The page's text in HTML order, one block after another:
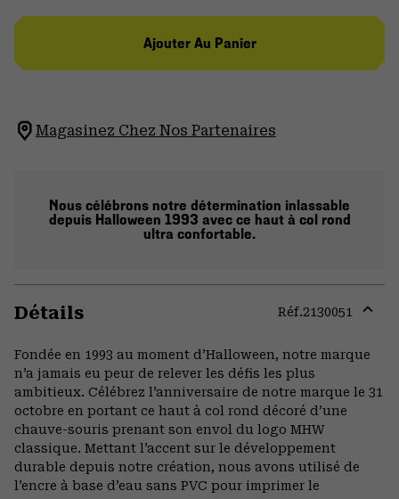
Ajouter Au Panier
Magasinez Chez Nos Partenaires
Nous célébrons notre détermination inlassable
depuis Halloween 1993 avec ce haut à col rond
ultra confortable.
Détails Réf.2130051
Fondée en 1993 au moment d’Halloween, notre marque
n’a jamais eu peur de relever les défis les plus
ambitieux. Célébrez l’anniversaire de notre marque le 31
octobre en portant ce haut à col rond décoré d’une
chauve-souris prenant son envol du logo MHW
classique. Mettant l’accent sur le développement
durable depuis notre création, nous avons utilisé de
l’encre à base d’eau sans PVC pour imprimer le